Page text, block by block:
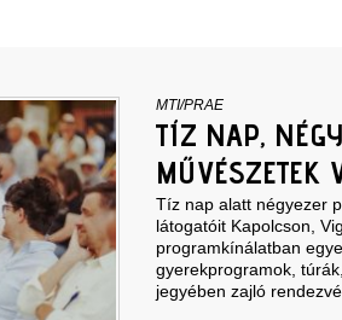
MTI/PRAE
TÍZ NAP,
MŰVÉSZETEK
Tíz nap alatt négyezer
látogatóit Kapolcson,
programkínálatban
gyerekprogramok,
jegyében zajló